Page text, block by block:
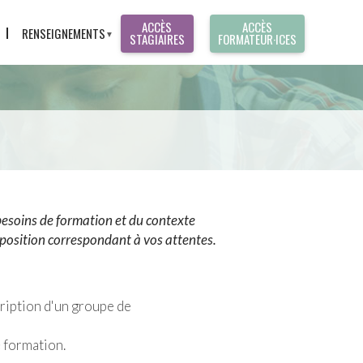
RENSEIGNEMENTS
PRÉ-INSCRIPTION
ACCÈS
STAGIAIRES
ACCÈS
FORMATEUR·ICES
de formation et du contexte
correspondant à vos attentes.
d'un groupe de
formation.